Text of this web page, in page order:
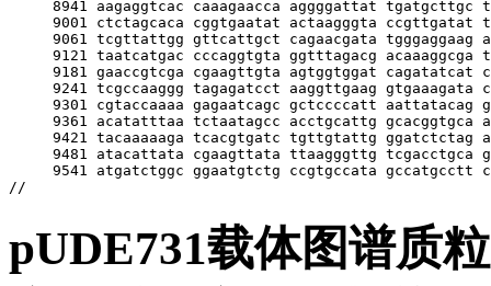
pUDE731载体图谱质